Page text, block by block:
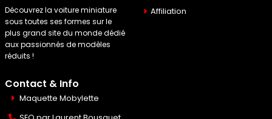
Découvrez la voiture miniature
sous toutes ses formes sur le
plus grand site du monde dédié
aux passionnés de modèles
réduits !
Affiliation
Contact & Info
Maquette Mobylette